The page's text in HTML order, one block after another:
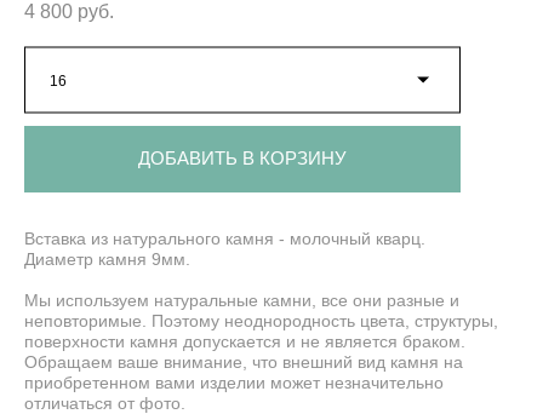
4 800 pуб.
16
ДОБАВИТЬ В КОРЗИНУ
Вставка из натурального камня - молочный кварц.
Диаметр камня 9мм.
Мы используем натуральные камни, все они разные и
неповторимые. Поэтому неоднородность цвета, структуры,
поверхности камня допускается и не является браком.
Обращаем ваше внимание, что внешний вид камня на
приобретенном вами изделии может незначительно
отличаться от фото.